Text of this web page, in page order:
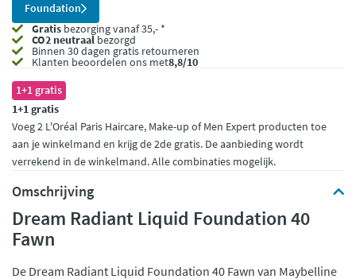
Foundation
Gratis bezorging vanaf 35,- *
CO2 neutraalbezorgd
Binnen 30 dagen gratis retourneren
Klanten beoordelen ons met8,8/10
1+1 gratis
1+1 gratis
Voeg 2 L'Oréal Paris Haircare, Make-up of Men Expert producten toe
aan je winkelmand en krijg de 2de gratis. De aanbieding wordt
verrekend in de winkelmand. Alle combinaties mogelijk.
Omschrijving
Dream Radiant Liquid Foundation 40
Fawn
De Dream Radiant Liquid Foundation 40 Fawn van Maybelline